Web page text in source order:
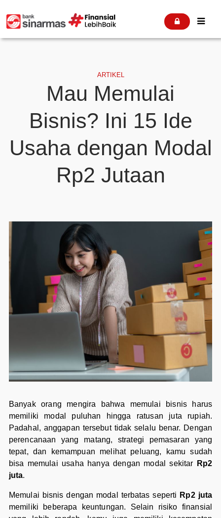
 
ARTIKEL
Mau Memulai
Bisnis? Ini 15 Ide
Usaha dengan Modal
Rp2 Jutaan
Banyak orang mengira bahwa memulai bisnis harus
memiliki modal puluhan hingga ratusan juta rupiah.
Padahal, anggapan tersebut tidak selalu benar. Dengan
perencanaan yang matang, strategi pemasaran yang
tepat, dan kemampuan melihat peluang, kamu sudah
bisa memulai usaha hanya dengan modal sekitar
Rp2
juta.
Memulai bisnis dengan modal terbatas seperti Rp2 juta
memiliki beberapa keuntungan. Selain risiko finansial